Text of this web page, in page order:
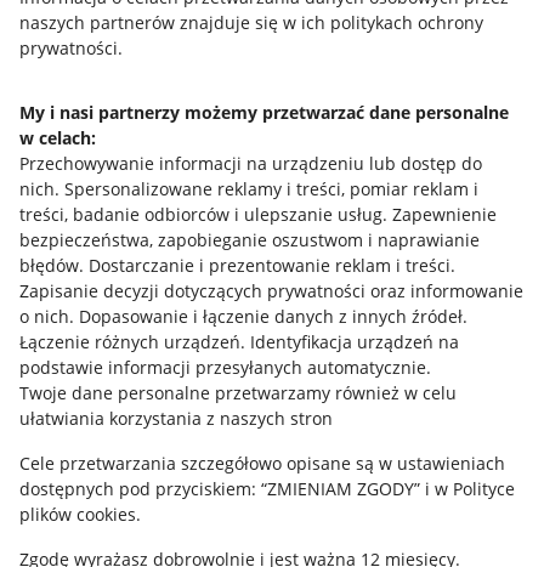
naszych partnerów znajduje się w ich politykach ochrony
prywatności.
My i nasi partnerzy możemy przetwarzać dane personalne
w celach:
Przechowywanie informacji na urządzeniu lub dostęp do
nich. Spersonalizowane reklamy i treści, pomiar reklam i
treści, badanie odbiorców i ulepszanie usług. Zapewnienie
bezpieczeństwa, zapobieganie oszustwom i naprawianie
błędów. Dostarczanie i prezentowanie reklam i treści.
Zapisanie decyzji dotyczących prywatności oraz informowanie
o nich. Dopasowanie i łączenie danych z innych źródeł.
Łączenie różnych urządzeń. Identyfikacja urządzeń na
podstawie informacji przesyłanych automatycznie.
Twoje dane personalne przetwarzamy również w celu
ułatwiania korzystania z naszych stron
Cele przetwarzania szczegółowo opisane są w ustawieniach
dostępnych pod przyciskiem: “ZMIENIAM ZGODY” i w Polityce
plików cookies.
Zgodę wyrażasz dobrowolnie i jest ważna 12 miesięcy.
Jak to działa
Allegro Gadane dla sprzedających
Allegro Gadane dla kupujących
Mapa miejscowości
Informacje prawne
Regulamin
Polityka plików "cookies"
Ustawienia plików "cookies"
Udostępnianie lokalizacji
Informacje dla Aktu o Usługach Cyfrowych